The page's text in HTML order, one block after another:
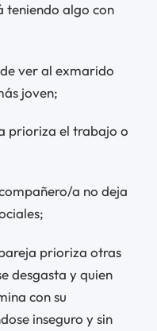
teniendo algo con
de ver al exmarido
joven;
prioriza el trabajo o
a no deja
prioriza otras
desgasta y quien
con su
inseguro y sin